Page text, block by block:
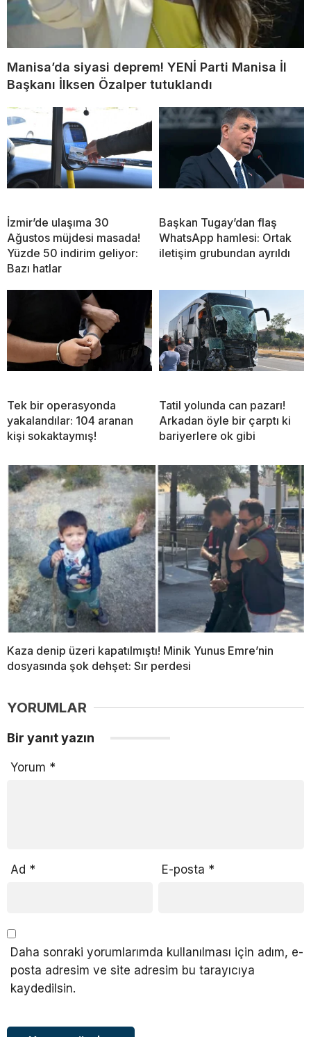
Manisa’da siyasi deprem! YENİ Parti Manisa İl
Başkanı İlksen Özalper tutuklandı
İzmir’de ulaşıma 30
Ağustos müjdesi masada!
Yüzde 50 indirim geliyor:
Bazı hatlar
Başkan Tugay’dan flaş
WhatsApp hamlesi: Ortak
iletişim grubundan ayrıldı
Tek bir operasyonda
yakalandılar: 104 aranan
kişi sokaktaymış!
Tatil yolunda can pazarı!
Arkadan öyle bir çarptı ki
bariyerlere ok gibi
Kaza denip üzeri kapatılmıştı! Minik Yunus Emre’nin
dosyasında şok dehşet: Sır perdesi
YORUMLAR
Bir yanıt yazın
Yorum *
Ad * E-posta *
Daha sonraki yorumlarımda kullanılması için adım, e-
posta adresim ve site adresim bu tarayıcıya
kaydedilsin.